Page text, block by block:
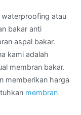
waterproofing atau
bakar anti
aspal bakar.
kami adalah
membran bakar.
memberikan harga
membran